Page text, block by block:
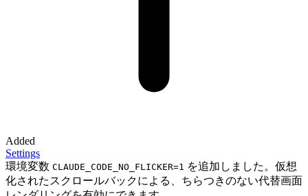
Added
Settings
環境変数 CLAUDE_CODE_NO_FLICKER=1 を追加しました。仮想
化されたスクロールバックによる、ちらつきのない代替画面